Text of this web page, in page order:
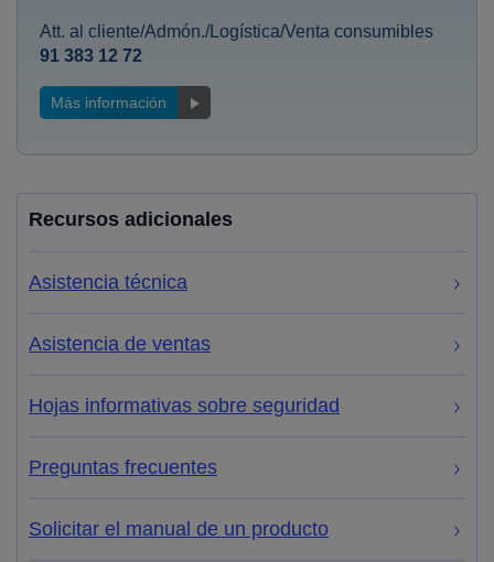
Att. al cliente/Admón./Logística/Venta consumibles
91 383 12 72
Más información
Recursos adicionales
Asistencia técnica
Asistencia de ventas
Hojas informativas sobre seguridad
Preguntas frecuentes
Solicitar el manual de un producto